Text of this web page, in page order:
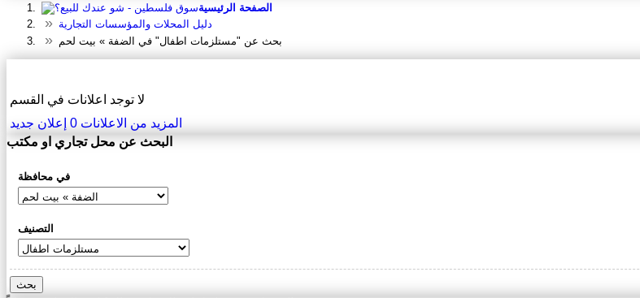
الصفحة الرئيسية
دليل المحلات والمؤسسات التجارية
بحث عن "مستلزمات اطفال" في الضفة » بيت لحم
لا توجد اعلانات في القسم
المزيد من الاعلانات 0 إعلان جديد
البحث عن محل تجاري او مكتب
في محافظة
التصنيف
بحث